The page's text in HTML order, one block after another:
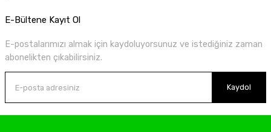
E-Bültene Kayıt Ol
E-postalarımızı almak için kaydoluyorsunuz ve istediğiniz zaman
abonelikten çıkabilirsiniz.
Kaydol